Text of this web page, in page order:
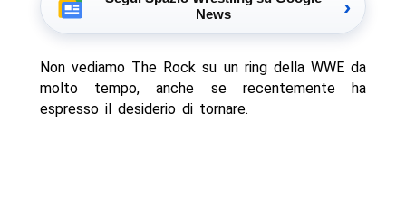
News
›
Non vediamo The Rock su un ring della WWE da
molto tempo, anche se recentemente ha
espresso il desiderio di tornare.